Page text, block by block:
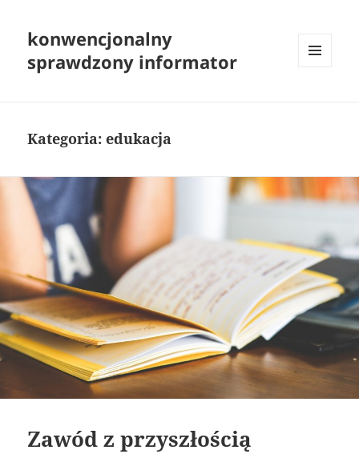
konwencjonalny
sprawdzony informator
Kategoria:edukacja
Zawód z przyszłością